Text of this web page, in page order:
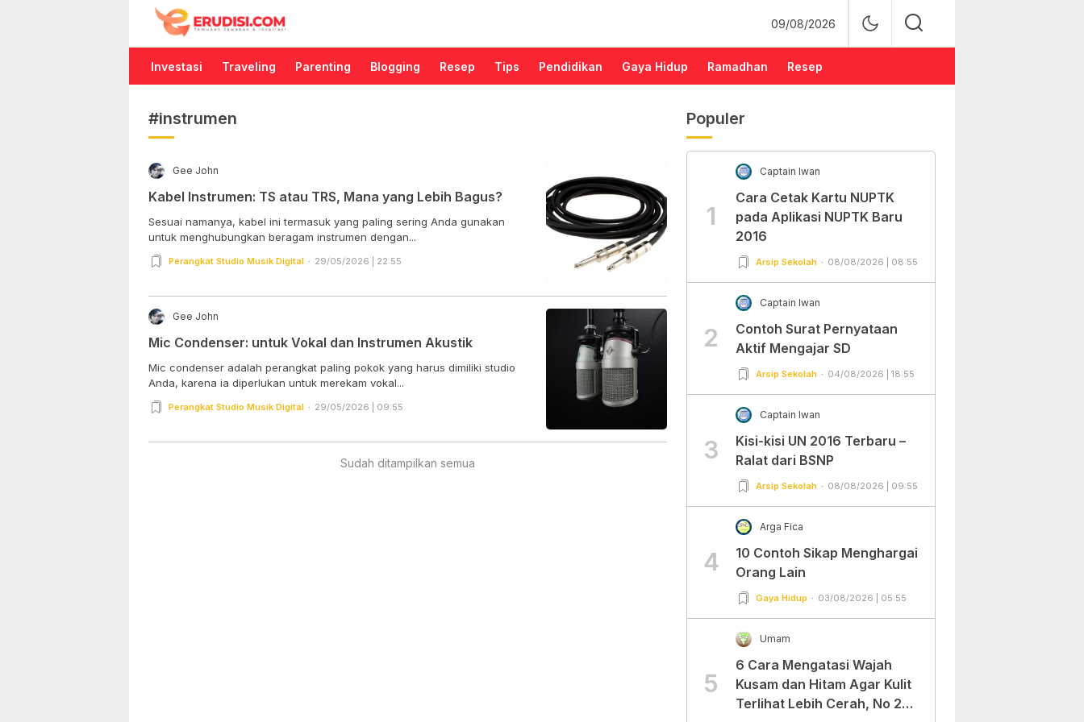
Erudisi
Temukan Jawaban dan Inspirasi
09/08/2026
Investasi Traveling Parenting Blogging Resep Tips Pendidikan Gaya Hidup Ramadhan Resep
#instrumen
Gee John
Kabel Instrumen: TS atau TRS, Mana yang Lebih Bagus?
Sesuai namanya, kabel ini termasuk yang paling sering Anda gunakan
untuk menghubungkan beragam instrumen dengan...
Perangkat Studio Musik Digital 29/05/2026 | 22:55
Gee John
Mic Condenser: untuk Vokal dan Instrumen Akustik
Mic condenser adalah perangkat paling pokok yang harus dimiliki studio
Anda, karena ia diperlukan untuk merekam vokal...
Perangkat Studio Musik Digital 29/05/2026 | 09:55
Sudah ditampilkan semua
Populer
1
Captain Iwan
Cara Cetak Kartu NUPTK
pada Aplikasi NUPTK Baru
2016
Arsip Sekolah 08/08/2026 | 08:55
2
Captain Iwan
Contoh Surat Pernyataan
Aktif Mengajar SD
Arsip Sekolah 04/08/2026 | 18:55
3
Captain Iwan
Kisi-kisi UN 2016 Terbaru –
Ralat dari BSNP
Arsip Sekolah 08/08/2026 | 09:55
4
Arga Fica
10 Contoh Sikap Menghargai
Orang Lain
Gaya Hidup 03/08/2026 | 05:55
5
Umam
6 Cara Mengatasi Wajah
Kusam dan Hitam Agar Kulit
Terlihat Lebih Cerah, No 2